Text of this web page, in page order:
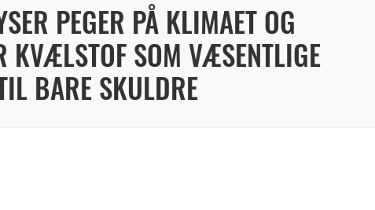
PEGER PÅ KLIMAET OG
KVÆLSTOF SOM VÆSENTLIGE
BARE SKULDRE